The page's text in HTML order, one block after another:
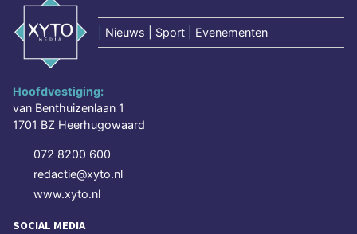
Nieuws | Sport | Evenementen
Hoofdvestiging:
van Benthuizenlaan 1
1701 BZ Heerhugowaard
072 8200 600
redactie@xyto.nl
www.xyto.nl
SOCIAL MEDIA